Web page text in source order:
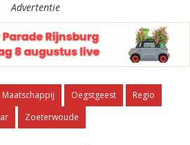
Advertentie
Maatschappij Oegstgeest
Regio
Zoeterwoude